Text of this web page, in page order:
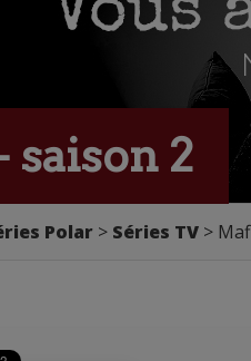
saison 2
Polar Séries TV